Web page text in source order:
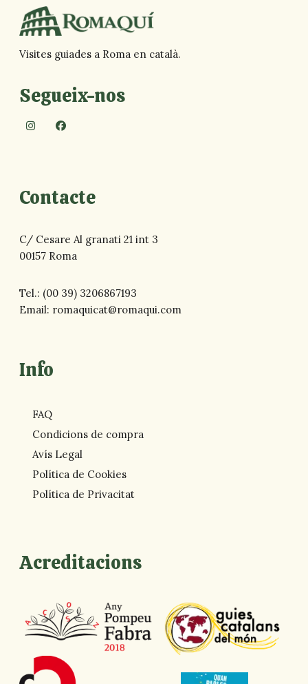
Visites guiades a Roma en català.
Segueix-nos
Contacte
C/ Cesare Al granati 21 int 3
00157 Roma
Tel.: (00 39) 3206867193
Email: romaquicat@romaqui.com
Info
FAQ
Condicions de compra
Avís Legal
Política de Cookies
Política de Privacitat
Acreditacions